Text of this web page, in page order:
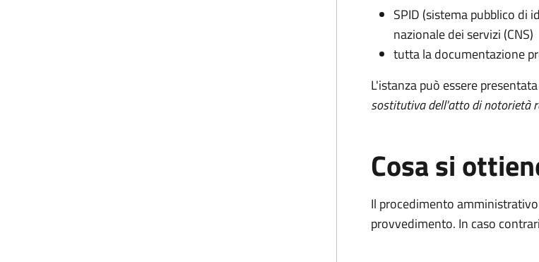
SPID (sistema pubblico di
nazionale dei servizi (CNS)
tutta la documentazione
L'istanza può essere
sostitutiva dell'atto di notorietà
Cosa si
Il procedimento
provvedimento. In caso